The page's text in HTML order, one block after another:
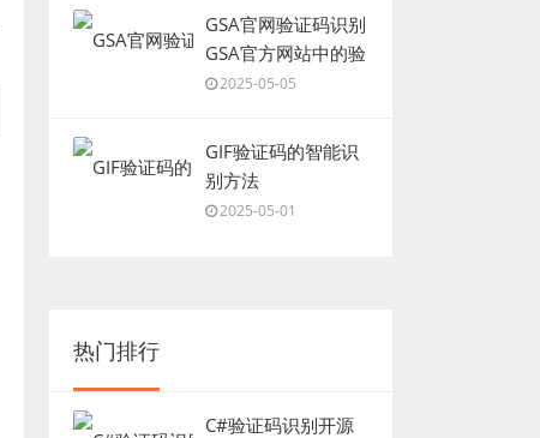
GSA官网验证码识别
GSA官方网站中的验
证码处理
2025-05-05
GIF验证码的智能识
别方法
2025-05-01
热门排行
C#验证码识别开源